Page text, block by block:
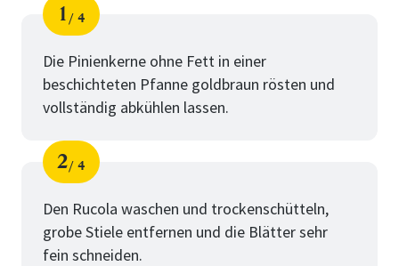
Schritt
1
von
4
Die Pinienkerne ohne Fett in einer
beschichteten Pfanne goldbraun rösten und
vollständig abkühlen lassen.
Schritt
2
von
4
Den Rucola waschen und trockenschütteln,
grobe Stiele entfernen und die Blätter sehr
fein schneiden.